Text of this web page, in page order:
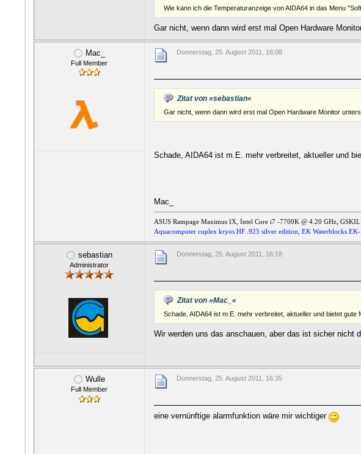
Wie kann ich die Temperaturanzeige von AIDA64 in das Menu
Gar nicht, wenn dann wird erst mal Open Hardware
Mac_
Full Member
Donnerstag, 25. August 2011, 16:08
Zitat von »sebastian«
Gar nicht, wenn dann wird erst mal Open Hardware Monitor
Schade, AIDA64 ist m.E. mehr verbreitet, aktueller und
Mac_
ASUS Rampage Maximus IX,Intel Core i7 -7700K @ 4.20 GHz,
Aquacomputer cuplex kryos HF .925 silver edition, EK Waterblocks
sebastian
Administrator
Donnerstag, 25. August 2011, 16:18
Zitat von »Mac_«
Schade, AIDA64 ist m.E. mehr verbreitet, aktueller und bietet gute
Wir werden uns das anschauen, aber das ist sicher nicht
Wulle
Full Member
Donnerstag, 25. August 2011, 16:35
eine vernünftige alarmfunktion wäre mir wichtiger